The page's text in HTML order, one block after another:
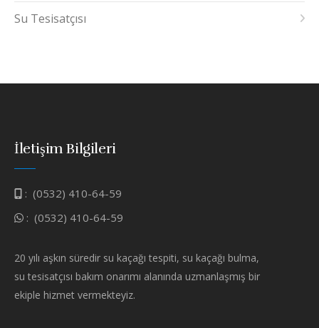
Su Tesisatçısı
İletişim Bilgileri
: (0532) 410-64-59
: (0532) 410-64-59
20 yılı aşkın süredir su kaçağı tespiti, su kaçağı bulma,
su tesisatçısı bakım onarımı alanında uzmanlaşmış bir
ekiple hizmet vermekteyiz.